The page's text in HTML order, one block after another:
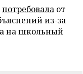
потребовала от
из-за
на школьный